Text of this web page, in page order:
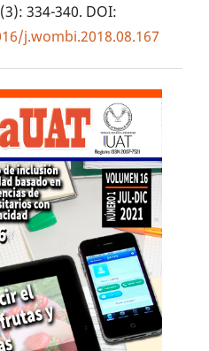
334-340. DOI:
j.wombi.2018.08.167